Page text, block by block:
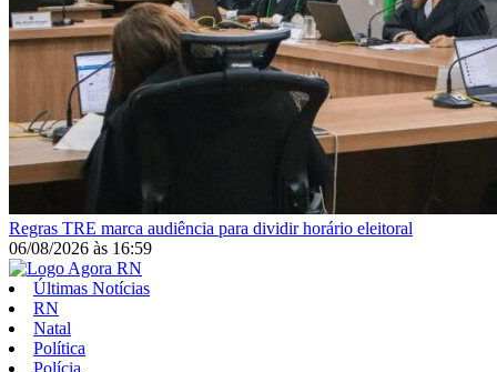
Regras TRE marca audiência para dividir horário eleitoral
06/08/2026 às 16:59
Últimas Notícias
RN
Natal
Política
Polícia